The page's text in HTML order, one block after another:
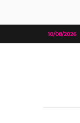
10/08/2026